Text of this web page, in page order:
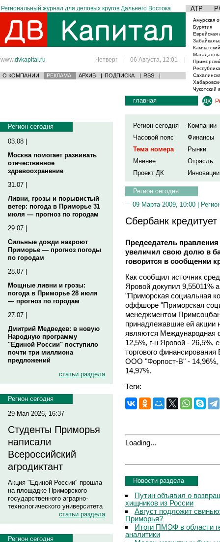
Региональный журнал для деловых кругов Дальнего Востока АТР
www.dvkapital.ru Четверг | 06 Августа, 12:01 |
О КОМПАНИИ РЕКЛАМА АРХИВ | ПОДПИСКА | RSS |
Амурская
Бурятия
Еврейская
Чукотский
Регион сегодня
03.08 |
Москва помогает развивать
отечественное
здравоохранение
31.07 |
Ливни, грозы и порывистый
ветер: погода в Приморье 31
июля — прогноз по городам
29.07 |
Сильные дожди накроют
Приморье — прогноз погоды
по городам
28.07 |
Мощные ливни и грозы:
погода в Приморье 28 июля
— прогноз по городам
27.07 |
Дмитрий Медведев: в новую
Народную программу
"Единой России" поступило
почти три миллиона
предложений
статьи раздела
Регион сегодня
29 Мая 2026, 16:37
Студенты Приморья
написали
Всероссийский
агродиктант
Акция "Единой России" прошла
на площадке Приморского
государственного аграрно-
технологического университета
статьи раздела
Регион сегодня
главная
Регион сегодня
Компании
Часовой пояс
Финансы
Тема номера
Рынки
Мнение
Отрасль
Проект ДК
Инновации
Регион сегодня
09 Марта 2009, 10:00 |
Сбербанк
Председатель
увеличил свою долю в
говорится в сообщении
Как сообщил источник
Яровой докупил
"Приморская социальная
оффшоре "Приморская
менеджментом
принадлежавшие ей акции
являются Международная
12,5%, г-н Яровой - 26,5%,
торгового
ООО "Форпост-В" - 14,96%,
14,97%.
Теги:
Loading...
Новости раздела
Путин объявил о
хищников из России
Август подложит
Приморья?
Итоги ПМЭФ в области
аналитики